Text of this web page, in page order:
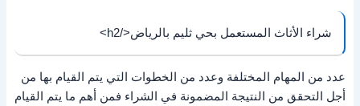
شراء الأثاث المستعمل بحي ثليم بالرياض</h2>
عدد من المهام المختلفة وعدد من الخطوات التي يتم القيام بها من
أجل التحقق من النتيجة المضمونة في الشراء فمن أهم ما يتم القيام